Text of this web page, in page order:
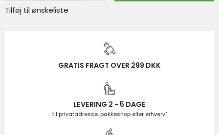
Tilføj til ønskeliste
GRATIS FRAGT OVER 299 DKK
LEVERING 2 - 5 DAGE
til privatadresse, pakkeshop eller erhverv"